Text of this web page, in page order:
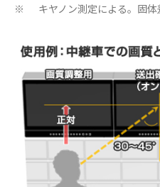
※ キヤノン測定による。固体